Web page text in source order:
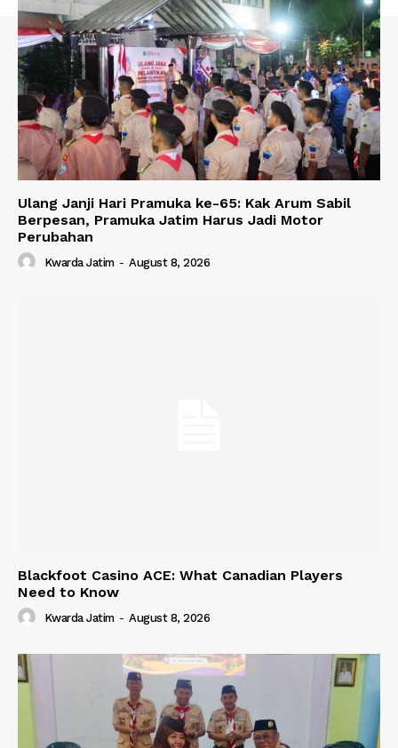
Ulang Janji Hari Pramuka ke-65: Kak Arum Sabil
Berpesan, Pramuka Jatim Harus Jadi Motor
Perubahan
Kwarda Jatim - August 8, 2026
Blackfoot Casino ACE: What Canadian Players
Need to Know
Kwarda Jatim - August 8, 2026